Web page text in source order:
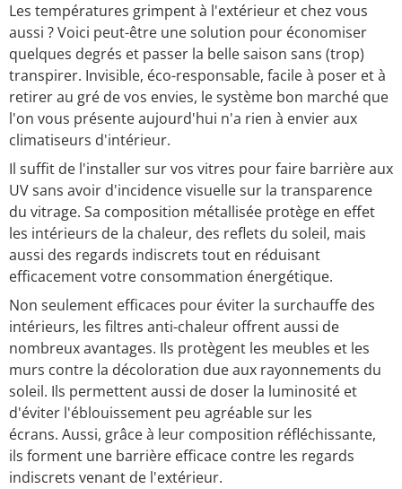
Les températures grimpent à l'extérieur et chez vous
aussi ? Voici peut-être une solution pour économiser
quelques degrés et passer la belle saison sans (trop)
transpirer. Invisible, éco-responsable, facile à poser et à
retirer au gré de vos envies, le système bon marché que
l'on vous présente aujourd'hui n'a rien à envier aux
climatiseurs d'intérieur.
Il suffit de l'installer sur vos vitres pour faire barrière aux
UV sans avoir d'incidence visuelle sur la transparence
du vitrage. Sa composition métallisée protège en effet
les intérieurs de la chaleur, des reflets du soleil, mais
aussi des regards indiscrets tout en réduisant
efficacement votre consommation énergétique.
Non seulement efficaces pour éviter la surchauffe des
intérieurs, les filtres anti-chaleur offrent aussi de
nombreux avantages. Ils protègent les meubles et les
murs contre la décoloration due aux rayonnements du
soleil. Ils permettent aussi de doser la luminosité et
d'éviter l'éblouissement peu agréable sur les
écrans. Aussi, grâce à leur composition réfléchissante,
ils forment une barrière efficace contre les regards
indiscrets venant de l'extérieur.